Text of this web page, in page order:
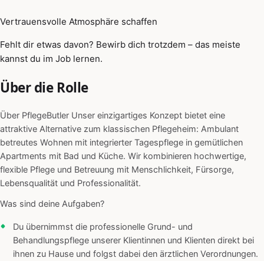
Vertrauensvolle Atmosphäre schaffen
Fehlt dir etwas davon? Bewirb dich trotzdem – das meiste
kannst du im Job lernen.
Über die Rolle
Über PflegeButler Unser einzigartiges Konzept bietet eine
attraktive Alternative zum klassischen Pflegeheim: Ambulant
betreutes Wohnen mit integrierter Tagespflege in gemütlichen
Apartments mit Bad und Küche. Wir kombinieren hochwertige,
flexible Pflege und Betreuung mit Menschlichkeit, Fürsorge,
Lebensqualität und Professionalität.
Was sind deine Aufgaben?
Du übernimmst die professionelle Grund- und
Behandlungspflege unserer Klientinnen und Klienten direkt bei
ihnen zu Hause und folgst dabei den ärztlichen Verordnungen.